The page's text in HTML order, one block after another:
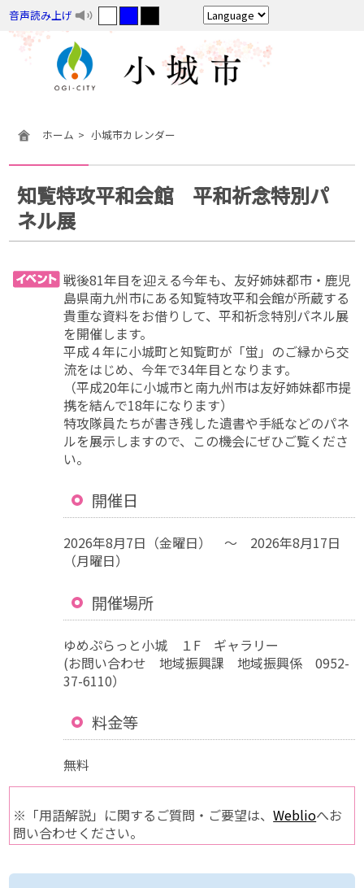
音声読み上げ
ホーム 小城市カレンダー
知覧特攻平和会館 平和祈念特別パ
ネル展
戦後81年目を迎える今年も、友好姉妹都市・鹿児
島県南九州市にある知覧特攻平和会館が所蔵する
貴重な資料をお借りして、平和祈念特別パネル展
を開催します。
平成４年に小城町と知覧町が「蛍」のご縁から交
流をはじめ、今年で34年目となります。
（平成20年に小城市と南九州市は友好姉妹都市提
携を結んで18年になります）
特攻隊員たちが書き残した遺書や手紙などのパネ
ルを展示しますので、この機会にぜひご覧くださ
い。
開催日
2026年8月7日（金曜日） ～ 2026年8月17日
（月曜日）
開催場所
ゆめぷらっと小城 １F ギャラリー
(お問い合わせ 地域振興課 地域振興係 0952-
37-6110）
料金等
無料
※「用語解説」に関するご質問・ご要望は、Weblioへお
問い合わせください。